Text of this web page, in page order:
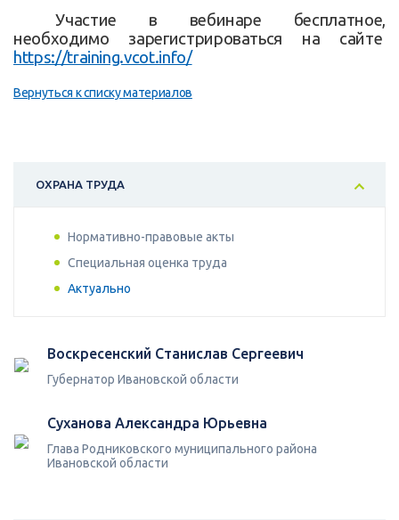
Участие в вебинаре бесплатное,
необходимо зарегистрироваться на сайте
https://training.vcot.info/
Вернуться к списку материалов
ОХРАНА ТРУДА
Нормативно-правовые акты
Специальная оценка труда
Актуально
Воскресенский Станислав Сергеевич
Губернатор Ивановской области
Суханова Александра Юрьевна
Глава Родниковского муниципального района
Ивановской области